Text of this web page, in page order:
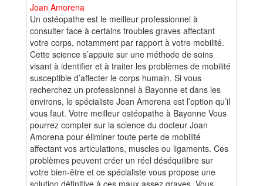
Joan Amorena
Un ostéopathe est le meilleur professionnel à
consulter face à certains troubles graves affectant
votre corps, notamment par rapport à votre mobilité.
Cette science s’appuie sur une méthode de soins
visant à identifier et à traiter les problèmes de mobilité
susceptible d’affecter le corps humain. Si vous
recherchez un professionnel à Bayonne et dans les
environs, le spécialiste Joan Amorena est l’option qu’il
vous faut. Votre meilleur ostéopathe à Bayonne Vous
pourrez compter sur la science du docteur Joan
Amorena pour éliminer toute perte de mobilité
affectant vos articulations, muscles ou ligaments. Ces
problèmes peuvent créer un réel déséquilibre sur
votre bien-être et ce spécialiste vous propose une
solution définitive à ces maux assez graves. Vous...